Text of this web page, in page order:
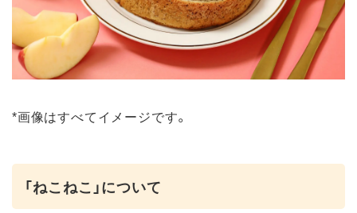
*画像はすべてイメージです。
「ねこねこ」について